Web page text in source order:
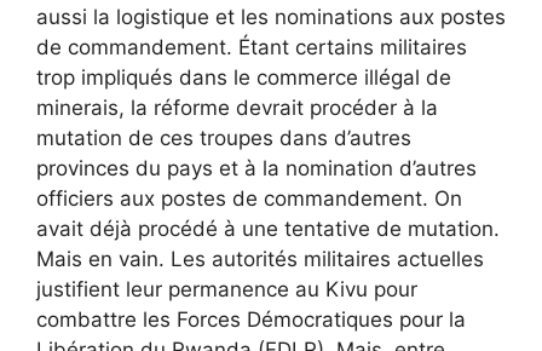
aussi la logistique et les nominations aux postes
de commandement. Étant certains militaires
trop impliqués dans le commerce illégal de
minerais, la réforme devrait procéder à la
mutation de ces troupes dans d’autres
provinces du pays et à la nomination d’autres
officiers aux postes de commandement. On
avait déjà procédé à une tentative de mutation.
Mais en vain. Les autorités militaires actuelles
justifient leur permanence au Kivu pour
combattre les Forces Démocratiques pour la